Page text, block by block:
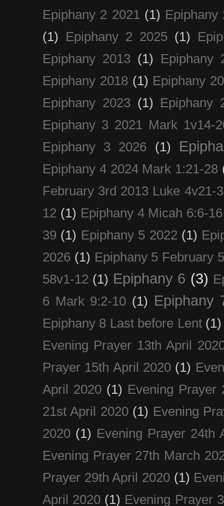
Epiphany 2 2021 (1) Epiphany
(1)
Epiphany 2 2025 (1)
Epiphany 2013 (1)
Epiphany
Epiphany 2018 (1) Epiphany
Epiphany 2023 (1)
Epiphany
Epiphany 3 2021 Mark 1v14-
Epiphany 3 2026
(1)
Epiphany 4 2024 Mark 1:21-28
February 3rd 2013 Luke 4v21-
12 (1) Epiphany 4 Micah 6:6-16
39 (1) Epiphany 5 2022 (1)
2026 (1) Epiphany 5 February
58v1-12 (1) Epiphany 6 (3)
6 Mark 9:2-10 (1) Epiphany
Epiphany 8 Last before Lent (1)
Evening Prayer 13th April
Prayer 15th April 2020 (1)
April 2020 (1) Evening Prayer
21st April 2020 (1) Evening
2020 (1) Evening Prayer 24th
Evening Prayer 27th March
Prayer 29th April 2020 (1)
April 2020 (1) Evening Prayer